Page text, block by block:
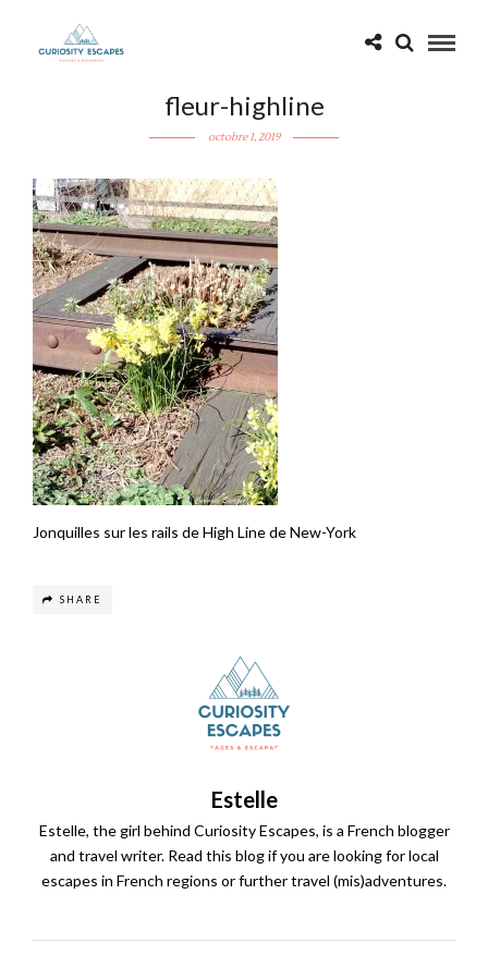
fleur-highline
octobre 1, 2019
Jonquilles sur les rails de High Line de New-York
SHARE
Estelle
Estelle, the girl behind Curiosity Escapes, is a French blogger
and travel writer. Read this blog if you are looking for local
escapes in French regions or further travel (mis)adventures.